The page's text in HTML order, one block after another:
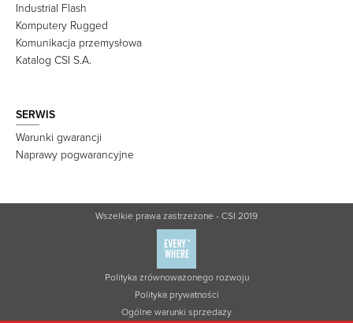
Industrial Flash
Komputery Rugged
Komunikacja przemysłowa
Katalog CSI S.A.
SERWIS
Warunki gwarancji
Naprawy pogwarancyjne
Wszelkie prawa zastrzeżone - CSI 2019
Polityka zrównoważonego rozwoju
Polityka prywatności
Ogólne warunki sprzedaży